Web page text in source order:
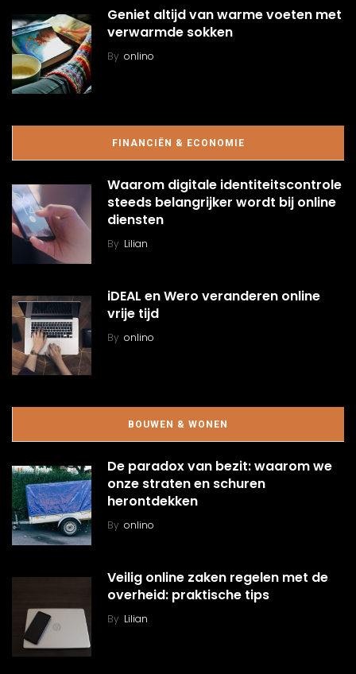
Geniet altijd van warme voeten met
verwarmde sokken
By onlino
FINANCIËN & ECONOMIE
Waarom digitale identiteitscontrole
steeds belangrijker wordt bij online
diensten
By Lilian
iDEAL en Wero veranderen online
vrije tijd
By onlino
BOUWEN & WONEN
De paradox van bezit: waarom we
onze straten en schuren
herontdekken
By onlino
Veilig online zaken regelen met de
overheid: praktische tips
By Lilian